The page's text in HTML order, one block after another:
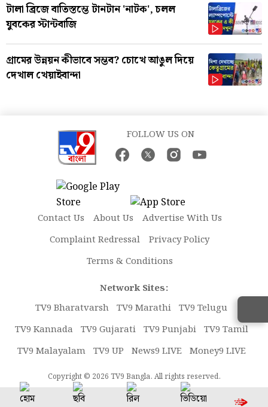
টালা ব্রিজে বাতিস্তম্ভে টানটান 'নাটক', চলল
যুবকের স্টান্টবাজি
গ্রামের উন্নয়ন কীভাবে সম্ভব? চোখে আঙুল দিয়ে
দেখাল খেয়াইবান্দা
FOLLOW US ON
Contact Us About Us
Advertise With Us
Complaint Redressal
Privacy Policy
Terms & Conditions
Network Sites:
TV9 Bharatvarsh TV9 Marathi TV9 Telugu
TV9 Kannada TV9 Gujarati TV9 Punjabi TV9 Tamil
TV9 Malayalam TV9 UP News9 LIVE Money9 LIVE
Copyright © 2026 TV9 Bangla. All rights reserved.